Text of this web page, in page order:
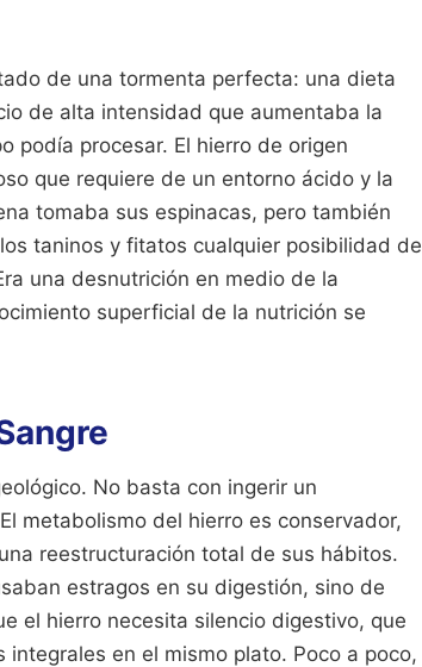
de una tormenta perfecta: una dieta
de alta intensidad que aumentaba la
podía procesar. El hierro de origen
que requiere de un entorno ácido y la
tomaba sus espinacas, pero también
taninos y fitatos cualquier posibilidad de
una desnutrición en medio de la
superficial de la nutrición se
No basta con ingerir un
metabolismo del hierro es conservador,
reestructuración total de sus hábitos.
estragos en su digestión, sino de
el hierro necesita silencio digestivo, que
en el mismo plato. Poco a poco,